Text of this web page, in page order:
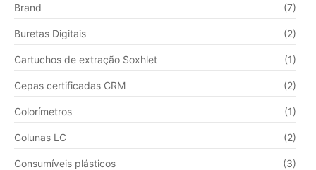
Brand (7)
Buretas Digitais (2)
Cartuchos de extração Soxhlet (1)
Cepas certificadas CRM (2)
Colorímetros (1)
Colunas LC (2)
Consumíveis plásticos (3)